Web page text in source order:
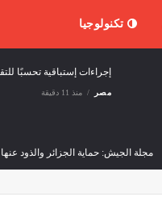
تكنولوجيا
إجراءات إستباقية تحسبًا
مصر منذ 11 دقيقة
مجلة الجيش: حماية الجزائر والذود